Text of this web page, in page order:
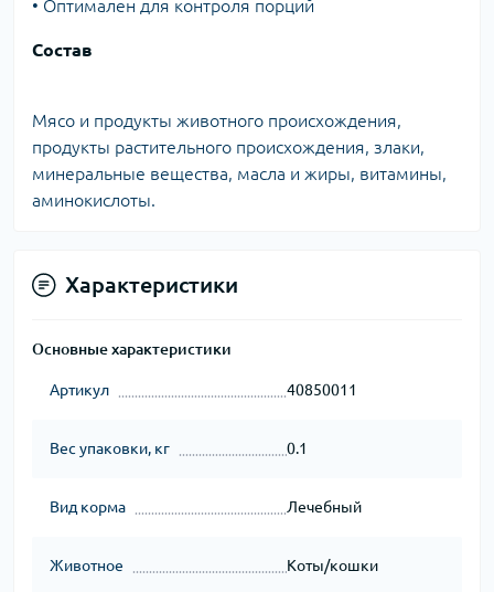
• Оптимален для контроля порций
Состав
Мясо и продукты животного происхождения,
продукты растительного происхождения, злаки,
минеральные вещества, масла и жиры, витамины,
аминокислоты.
Характеристики
Основные характеристики
Артикул 40850011
Вес упаковки, кг 0.1
Вид корма Лечебный
Животное Коты/кошки